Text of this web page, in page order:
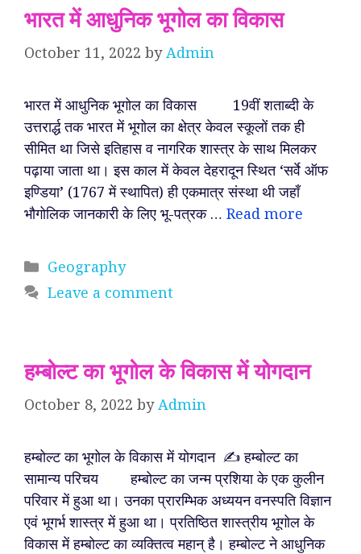
भारत में आधुनिक भूगोल का विकास
October 11, 2022 byAdmin
भारत में आधुनिक भूगोल का विकास 19वीं शताब्दी के
उत्तरार्द्ध तक भारत में भूगोल का क्षेत्र केवल स्कूलों तक ही
सीमित था जिसे इतिहास व नागरिक शास्त्र के साथ मिलकर
पढ़ाया जाता था। इस काल में केवल देहरादून स्थित ‘सर्वे ऑफ
इण्डिया’ (1767 में स्थापित) ही एकमात्र संस्था थी जहाँ
भौगोलिक जानकारी के लिए भू-पत्रक … Read more
Categories
Geography
Leave a comment
हम्बोल्ट का भूगोल के विकास में योगदान
October 8, 2022 byAdmin
हम्बोल्ट का भूगोल के विकास में योगदान ✍️ हम्बोल्ट का
सामान्य परिचय हम्बोल्ट का जन्म प्रशिया के एक कुलीन
परिवार में हुआ था। उनका प्रारम्भिक अध्ययन वनस्पति विज्ञान
एवं भूगर्भ शास्त्र में हुआ था। प्रतिष्ठित शास्त्रीय भूगोल के
विकास में हम्बोल्ट का व्यक्तित्व महान् है। हम्बोल्ट ने आधुनिक